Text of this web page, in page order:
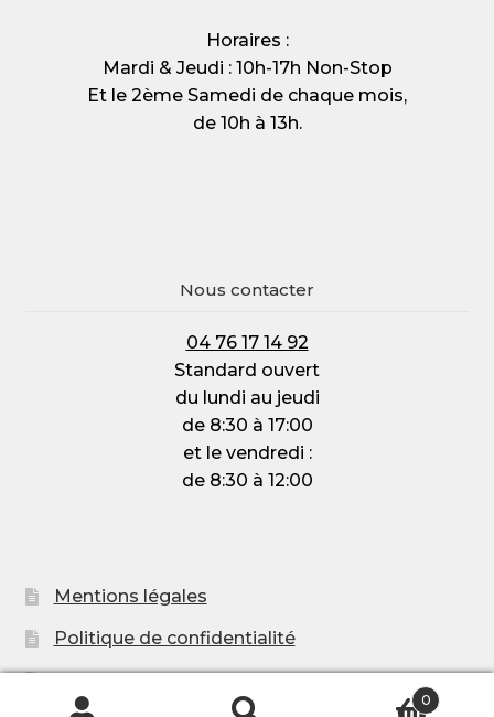
Horaires :
Mardi & Jeudi : 10h-17h Non-Stop
Et le 2ème Samedi de chaque mois,
de 10h à 13h.
Nous contacter
04 76 17 14 92
Standard ouvert
du lundi au jeudi
de 8:30 à 17:00
et le vendredi :
de 8:30 à 12:00
Mentions légales
Politique de confidentialité
Politique de cookies (UE)
0